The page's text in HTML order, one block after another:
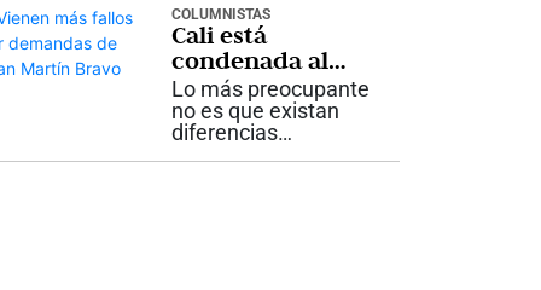
Presidente no
representa solo a...
COLUMNISTAS
Cali está
condenada al
atraso con sus
líderes políticos.
Lo más preocupante
no es que existan
diferencias